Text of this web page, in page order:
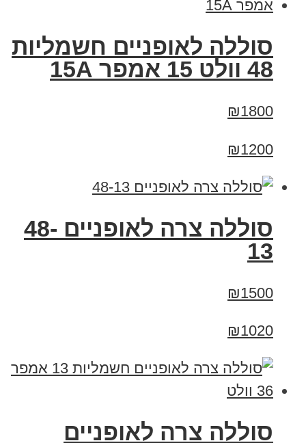
סוללה לאופניים חשמליות
48 וולט 15 אמפר 15A
₪1800
₪1200
סוללה צרה לאופניים 48-
13
₪1500
₪1020
סוללה צרה לאופניים